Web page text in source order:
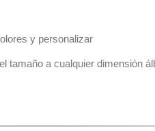
y personalizar
tamaño a cualquier dimensión